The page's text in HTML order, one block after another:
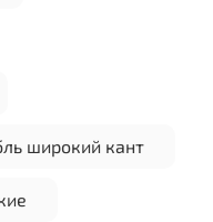
широкий кант